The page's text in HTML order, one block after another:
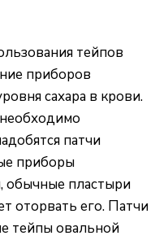
тейпов
приборов
сахара в крови.
патчи
приборы
обычные пластыри
оторвать его. Патчи
тейпы овальной